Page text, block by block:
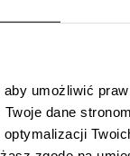
umożliwić
dane